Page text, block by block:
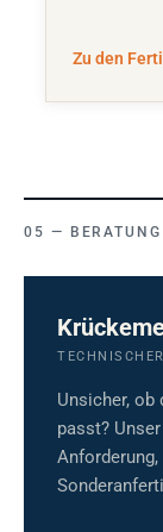
Zu den
Unsicher, ob
passt?